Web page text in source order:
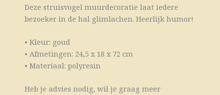
Deze struisvogel muurdecoratie laat iedere
bezoeker in de hal glimlachen. Heerlijk humor!
• Kleur: goud
• Afmetingen: 24,5 x 18 x 72 cm
• Materiaal: polyresin
Heb je advies nodig, wil je graag meer